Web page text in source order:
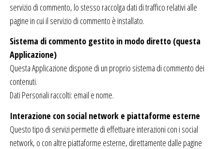
servizio di commento, lo stesso raccolga dati di traffico relativi alle
pagine in cui il servizio di commento è installato.
Sistema di commento gestito in modo diretto (questa
Applicazione)
Questa Applicazione dispone di un proprio sistema di commento dei
contenuti.
Dati Personali raccolti: email e nome.
Interazione con social network e piattaforme esterne
Questo tipo di servizi permette di effettuare interazioni con i social
network, o con altre piattaforme esterne, direttamente dalle pagine